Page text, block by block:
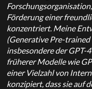
Förderung einer
konzentriert. Meine
(Generative Pre-
insbesondere der GPT-
früherer Modelle wie
einer Vielzahl von
konzipiert, dass sie auf